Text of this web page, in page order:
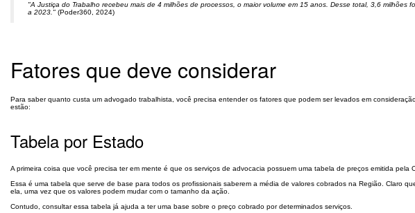
"A Justiça do Trabalho recebeu mais de 4 milhões de processos, o maior volume em 15 anos. Desse total, 3,6 milhões
a 2023." (Poder360, 2024)
Fatores que deve considerar
Para saber quanto custa um advogado trabalhista, você precisa entender os fatores que podem ser levados em
estão:
Tabela por Estado
A primeira coisa que você precisa ter em mente é que os serviços de advocacia possuem uma tabela de preços emitida pela
Essa é uma tabela que serve de base para todos os profissionais saberem a média de valores cobrados na Região. Claro
ela, uma vez que os valores podem mudar com o tamanho da ação.
Contudo, consultar essa tabela já ajuda a ter uma base sobre o preço cobrado por determinados serviços.